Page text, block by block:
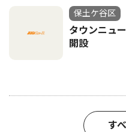
保土ケ谷区
タウンニュ
開設
す